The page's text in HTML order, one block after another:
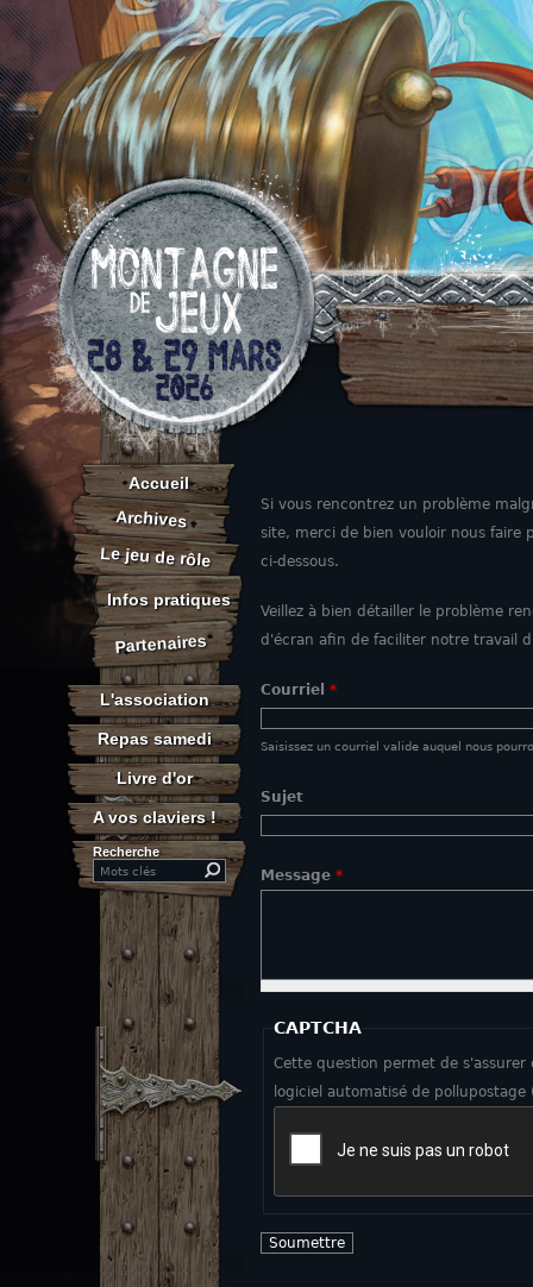
Aller au contenu
Si vous rencontrez un problème
site, merci de bien vouloir nous faire
ci-dessous.
Veillez à bien détailler le problème
d'écran afin de faciliter notre travail
Courriel *
Saisissez un courriel valide auquel nous
Sujet
Message *
CAPTCHA
Cette question permet de
logiciel automatisé de pollupostage
Accueil
Archives
Le jeu de rôle
Infos pratiques
Partenaires
L'association
Repas samedi
Livre d'or
A vos claviers !
Recherche
Search this site